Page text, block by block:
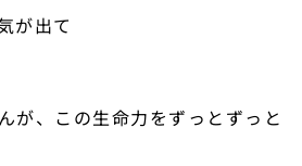
が出て
が、この生命力をずっとずっと